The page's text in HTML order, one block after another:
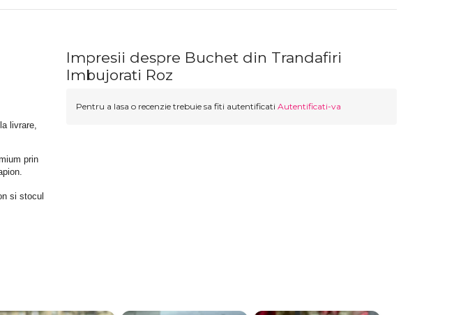
livrare,
prin
si stocul
Impresii despre Buchet din Trandafiri
Imbujorati Roz
Pentru a lasa o recenzie trebuie sa fiti autentificati Autentificati-va